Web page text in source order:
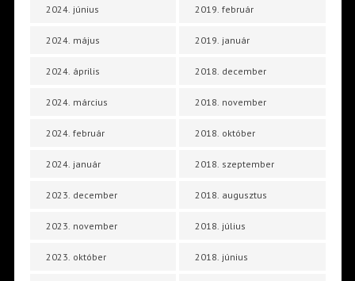
2024. június
2024. május
2024. április
2024. március
2024. február
2024. január
2023. december
2023. november
2023. október
2019. február
2019. január
2018. december
2018. november
2018. október
2018. szeptember
2018. augusztus
2018. július
2018. június